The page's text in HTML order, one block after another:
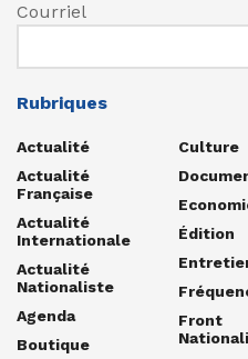
Courriel
Rubriques
Actualité
Actualité
Française
Actualité
Internationale
Actualité
Nationaliste
Agenda
Boutique
Culture
Édition
Front